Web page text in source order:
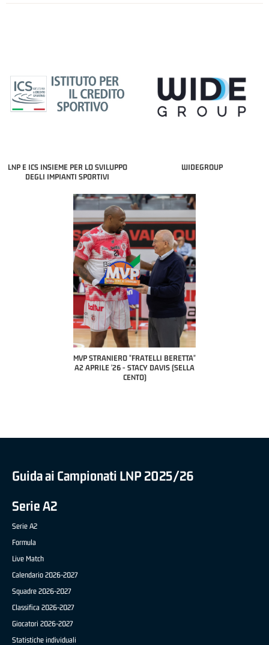
LNP E ICS INSIEME PER LO SVILUPPO
DEGLI IMPIANTI SPORTIVI
WIDEGROUP
MVP "FRATELLI BERETTA" SAMUEL
DILAS B NAZIONALE APRILE '26 -
MARCO RESTELLI (TAV TREVIGLIO
Guida ai Campionati LNP 2025/26
Serie A2
Serie A2
Formula
Live Match
Calendario 2026-2027
Squadre 2026-2027
Classifica 2026-2027
Giocatori 2026-2027
Statistiche individuali